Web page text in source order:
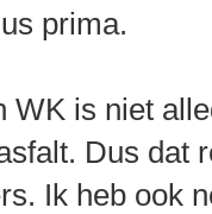
prima.
WK is niet
Dus dat
Ik heb ook